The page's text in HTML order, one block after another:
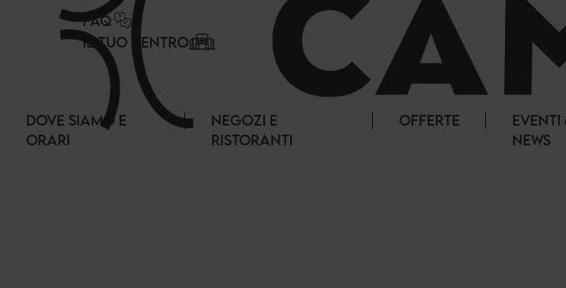
FAQ
IL TUO CENTRO
DOVE SIAMO E
ORARI
NEGOZI E
RISTORANTI
OFFERTE
EVENTI
NEWS
Pannello di gestione dei cookies